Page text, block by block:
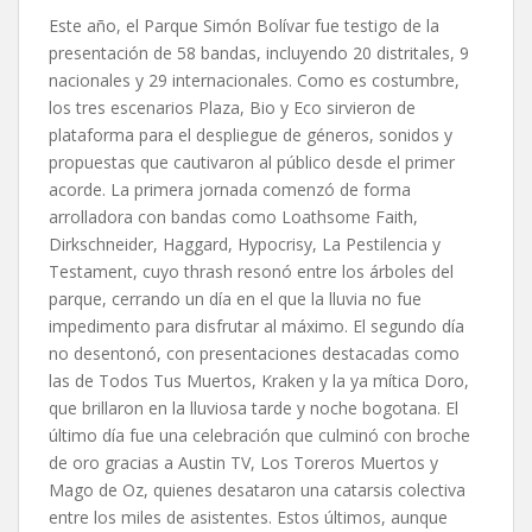
Este año, el Parque Simón Bolívar fue testigo de la
presentación de 58 bandas, incluyendo 20 distritales, 9
nacionales y 29 internacionales. Como es costumbre,
los tres escenarios Plaza, Bio y Eco sirvieron de
plataforma para el despliegue de géneros, sonidos y
propuestas que cautivaron al público desde el primer
acorde. La primera jornada comenzó de forma
arrolladora con bandas como Loathsome Faith,
Dirkschneider, Haggard, Hypocrisy, La Pestilencia y
Testament, cuyo thrash resonó entre los árboles del
parque, cerrando un día en el que la lluvia no fue
impedimento para disfrutar al máximo. El segundo día
no desentonó, con presentaciones destacadas como
las de Todos Tus Muertos, Kraken y la ya mítica Doro,
que brillaron en la lluviosa tarde y noche bogotana. El
último día fue una celebración que culminó con broche
de oro gracias a Austin TV, Los Toreros Muertos y
Mago de Oz, quienes desataron una catarsis colectiva
entre los miles de asistentes. Estos últimos, aunque